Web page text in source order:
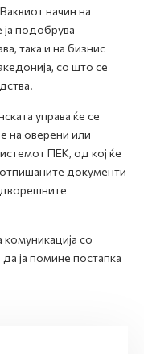
начин на
подобрува
така и на бизнис
со што се
управа ќе се
на оверени или
ПЕК, од кој ќе
документи
со
ја помине постапка